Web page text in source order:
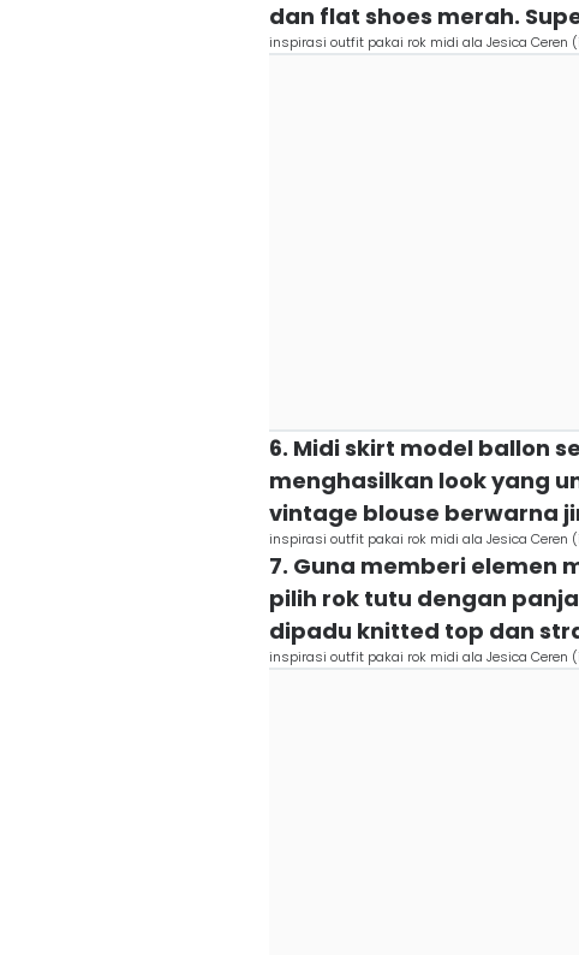
dan flat shoes merah.
inspirasi outfit pakai rok midi ala Jesica Ceren
6. Midi skirt model ballon
menghasilkan look yang
vintage blouse berwarna
inspirasi outfit pakai rok midi ala Jesica Ceren
7. Guna memberi elemen
pilih rok tutu dengan
dipadu knitted top dan
inspirasi outfit pakai rok midi ala Jesica Ceren